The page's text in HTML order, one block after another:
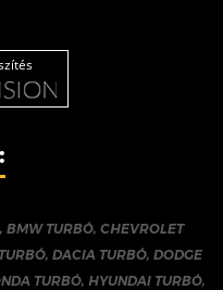
, BMW TURBÓ, CHEVROLET
, DACIA TURBÓ, DODGE
TURBÓ, HYUNDAI TURBÓ,